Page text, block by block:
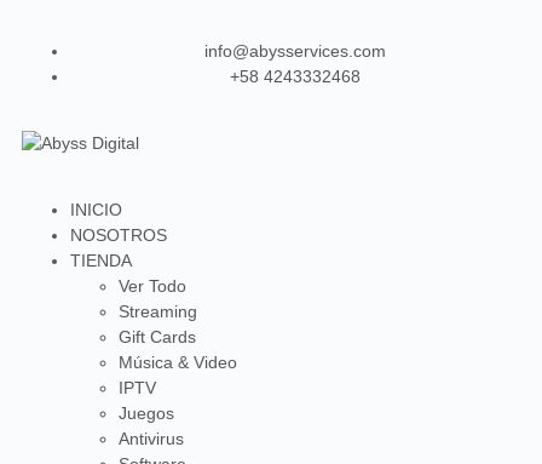
info@abysservices.com
+58 4243332468
INICIO
NOSOTROS
TIENDA
Ver Todo
Streaming
Gift Cards
Música & Video
IPTV
Juegos
Antivirus